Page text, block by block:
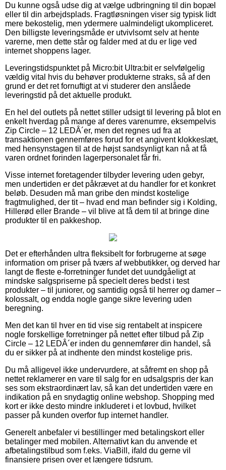
Du kunne også udse dig at vælge udbringning til din bopæl
eller til din arbejdsplads. Fragtløsningen viser sig typisk lidt
mere bekostelig, men ydermere ualmindeligt ukompliceret.
Den billigste leveringsmåde er utvivlsomt selv at hente
varerne, men dette står og falder med at du er lige ved
internet shoppens lager.
Leveringstidspunktet på Micro:bit Ultra:bit er selvfølgelig
vældig vital hvis du behøver produkterne straks, så af den
grund er det ret fornuftigt at vi studerer den anslåede
leveringstid på det aktuelle produkt.
En hel del outlets på nettet stiller udsigt til levering på blot en
enkelt hverdag på mange af deres varenumre, eksempelvis
Zip Circle – 12 LEDÂ´er, men det regnes ud fra at
transaktionen gennemføres forud for et angivent klokkeslæt,
med hensynstagen til at de højst sandsynligt kan nå at få
varen ordnet forinden lagerpersonalet får fri.
Visse internet foretagender tilbyder levering uden gebyr,
men undertiden er det påkrævet at du handler for et konkret
beløb. Desuden må man gribe den mindst kostelige
fragtmulighed, der tit – hvad end man befinder sig i Kolding,
Hillerød eller Brande – vil blive at få dem til at bringe dine
produkter til en pakkeshop.
Det er efterhånden ultra fleksibelt for forbrugerne at søge
information om priser på tværs af webbutikker, og derved har
langt de fleste e-forretninger fundet det uundgåeligt at
mindske salgspriserne på specielt deres bedst i test
produkter – til juniorer, og samtidig også til herrer og damer –
kolossalt, og endda nogle gange sikre levering uden
beregning.
Men det kan til hver en tid vise sig rentabelt at inspicere
nogle forskellige forretninger på nettet efter tilbud på Zip
Circle – 12 LEDÂ´er inden du gennemfører din handel, så
du er sikker på at indhente den mindst kostelige pris.
Du må alligevel ikke undervurdere, at såfremt en shop på
nettet reklamerer en vare til salg for en udsalgspris der kan
ses som ekstraordinært lav, så kan det undertiden være en
indikation på en snydagtig online webshop. Shopping med
kort er ikke desto mindre inkluderet i et lovbud, hvilket
passer på kunden overfor fup internet handler.
Generelt anbefaler vi bestillinger med betalingskort eller
betalinger med mobilen. Alternativt kan du anvende et
afbetalingstilbud som f.eks. ViaBill, ifald du gerne vil
finansiere prisen over et længere tidsrum.